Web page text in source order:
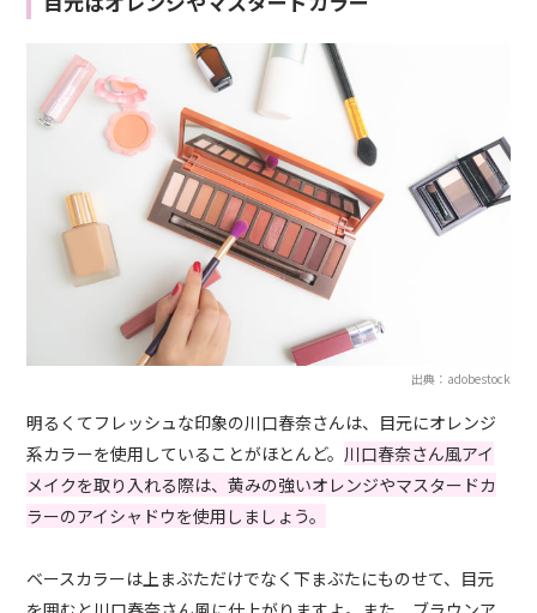
出典：adobestock
明るくてフレッシュな印象の川口春奈さんは、目元にオレンジ
系カラーを使用していることがほとんど。川口春奈さん風アイ
メイクを取り入れる際は、黄みの強いオレンジやマスタードカ
ラーのアイシャドウを使用しましょう。
ベースカラーは上まぶただけでなく下まぶたにものせて、目元